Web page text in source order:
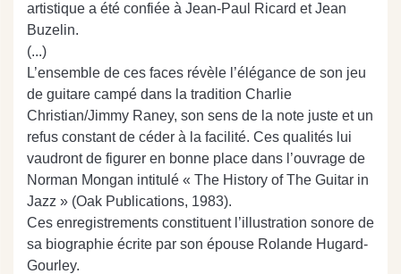
artistique a été confiée à Jean-Paul Ricard et Jean
Buzelin.
(...)
L’ensemble de ces faces révèle l’élégance de son jeu
de guitare campé dans la tradition Charlie
Christian/Jimmy Raney, son sens de la note juste et un
refus constant de céder à la facilité. Ces qualités lui
vaudront de figurer en bonne place dans l’ouvrage de
Norman Mongan intitulé « The History of The Guitar in
Jazz » (Oak Publications, 1983).
Ces enregistrements constituent l’illustration sonore de
sa biographie écrite par son épouse Rolande Hugard-
Gourley.